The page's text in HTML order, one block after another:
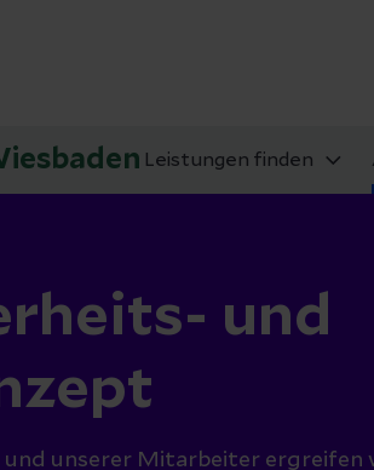
Leistungen finden
und
unserer Mitarbeiter ergreifen